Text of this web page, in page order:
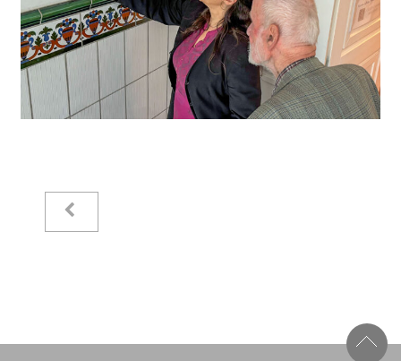
Raimer Jochims
Bilder
Zeichnungen
Malbücher